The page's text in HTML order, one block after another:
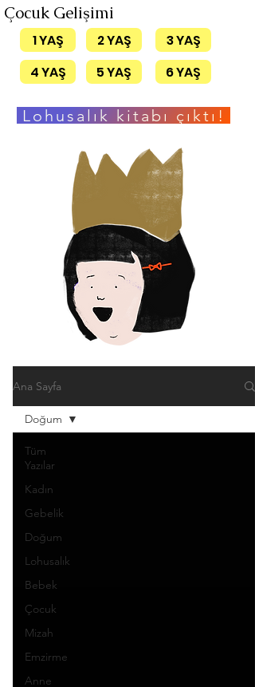
Lohusalık kitabı çıktı!
Çocuk Gelişimi
1 YAŞ 2 YAŞ
3 YAŞ
4 YAŞ
5 YAŞ 6 YAŞ
Ana Sayfa
Tüm
Yazılar
Kadın
Gebelik
Doğum
Lohusalık
Bebek
Çocuk
Mizah
Emzirme
Anne
Doğum